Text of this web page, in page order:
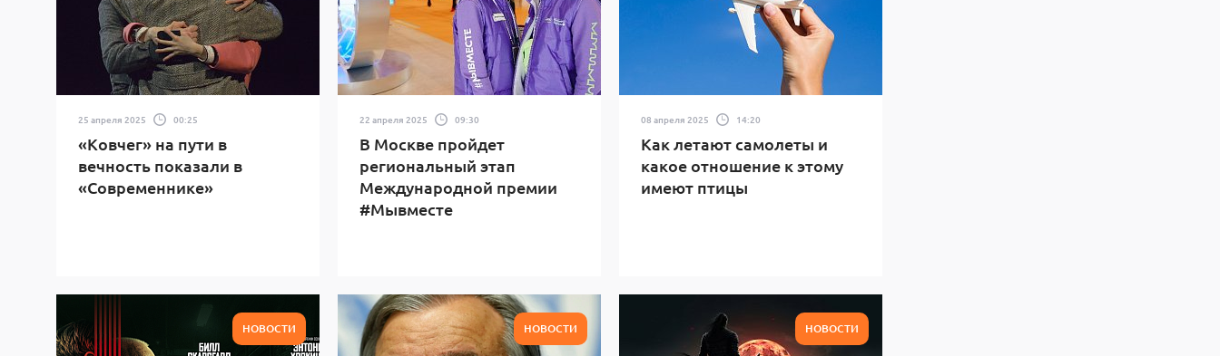
25 апреля 2025 00:25
«Ковчег» на пути в
вечность показали в
«Современнике»
22 апреля 2025 09:30
В Москве пройдет
региональный этап
Международной премии
#Мывместе
08 апреля 2025 14:20
Как летают самолеты и
какое отношение к этому
имеют птицы
НОВОСТИ НОВОСТИ НОВОСТИ